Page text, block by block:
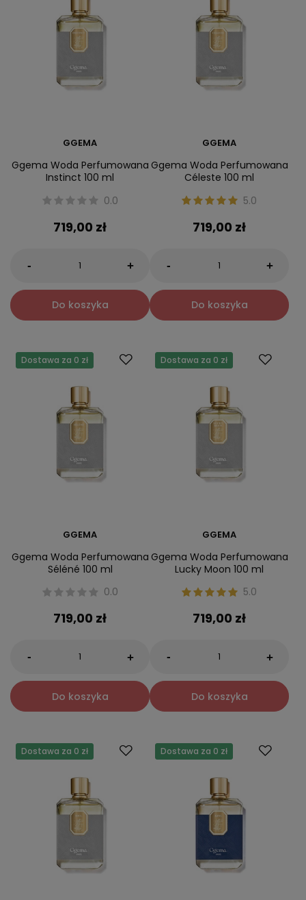
GGEMA
Ggema Woda Perfumowana
Instinct 100 ml
0.0
719,00 zł
- +
Do koszyka
GGEMA
Ggema Woda Perfumowana
Céleste 100 ml
5.0
719,00 zł
- +
Do koszyka
Dostawa za 0 zł
GGEMA
Ggema Woda Perfumowana
Séléné 100 ml
0.0
719,00 zł
- +
Do koszyka
Dostawa za 0 zł
GGEMA
Ggema Woda Perfumowana
Lucky Moon 100 ml
5.0
719,00 zł
- +
Do koszyka
Dostawa za 0 zł Dostawa za 0 zł